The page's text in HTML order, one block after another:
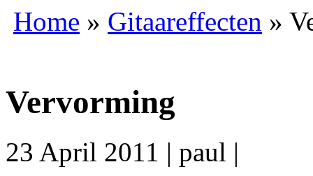
Home » Gitaareffecten »
Vervorming
23 April 2011 | paul |